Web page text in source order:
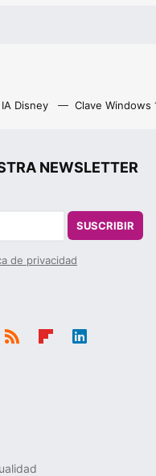
IA Disney Clave Windows
NEWSLETTER
SUSCRIBIR
de privacidad